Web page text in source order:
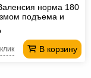
норма 180
подъема и
В корзину